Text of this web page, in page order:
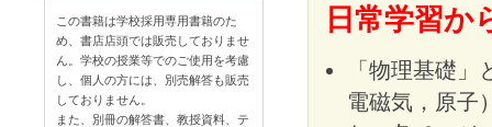
日常学習か
「物理基礎
電磁気，原子
この書籍は学校採用専用書籍のた
め、書店店頭では販売しておりませ
ん。学校の授業等でのご使用を考慮
し、個人の方には、別売解答も販売
しておりません。
また、別冊の解答書、教授資料、テ